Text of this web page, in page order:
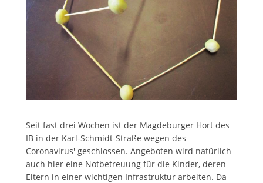
Seit fast drei Wochen ist der Magdeburger Hortdes
IB in der Karl-Schmidt-Straße wegen des
Coronavirus' geschlossen. Angeboten wird natürlich
auch hier eine Notbetreuung für die Kinder, deren
Eltern in einer wichtigen Infrastruktur arbeiten. Da